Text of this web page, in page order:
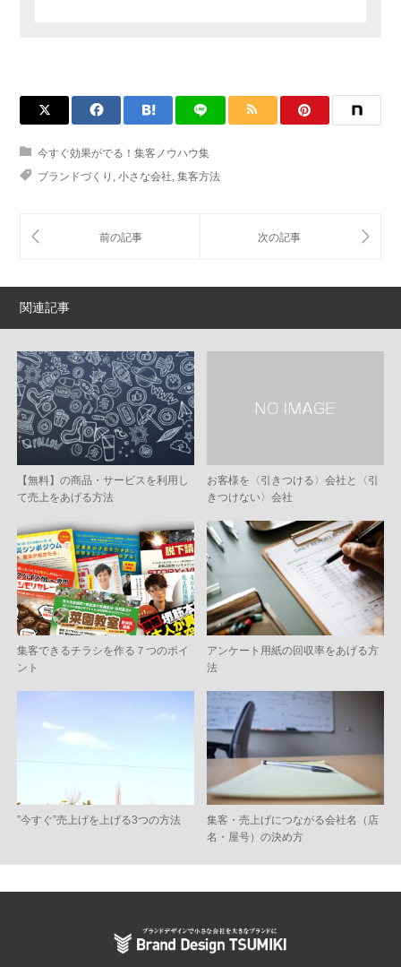
今すぐ効果がでる！集客ノウハウ集
ブランドづくり , 小さな会社, 集客方法
関連記事
【無料】の商品・サービスを利用し
て売上をあげる方法
お客様を〈引きつける〉会社と〈引
きつけない〉会社
集客できるチラシを作る７つのポイ
ント
アンケート用紙の回収率をあげる方
法
”今すぐ”売上げを上げる3つの方法
集客・売上げにつながる会社名（店
名・屋号）の決め方